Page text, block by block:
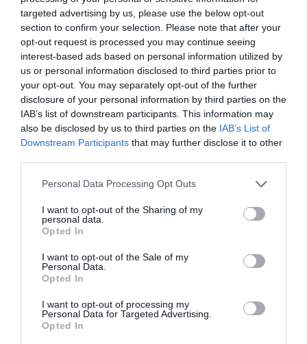
targeted advertising by us, please use the below opt-out
section to confirm your selection. Please note that after your
opt-out request is processed you may continue seeing
interest-based ads based on personal information utilized by
us or personal information disclosed to third parties prior to
your opt-out. You may separately opt-out of the further
disclosure of your personal information by third parties on the
IAB’s list of downstream participants. This information may
also be disclosed by us to third parties on the IAB’s List of
Downstream Participants that may further disclose it to other
Personal Data Processing Opt Outs
I want to opt-out of the Sharing of my
personal data.
Opted In
I want to opt-out of the Sale of my
Personal Data.
Opted In
I want to opt-out of processing my
Personal Data for Targeted Advertising.
Opted In
Πολιτισμό στοCulturenow.gr
Νέοι Διαγωνισμοί❯
Tags
ΔΩΡΕΑΝ ΕΚΔΗΛΩΣΕΙΣ ΠΟΙΗΣΗ ΤΑΣΟΣ ΛΕΙΒΑΔΙΤΗΣ
Newsletter
την Τέχνη και τον Πολιτισμό!